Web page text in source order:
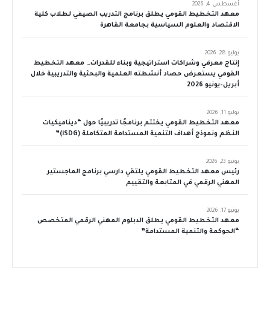
معهد التخطيط القومي يطلق برنامج التدريب الصيفي لطلاب كلية
الاقتصاد والعلوم السياسية بجامعة القاهرة
أغسطس 4, 2026
إنتاج معرفي وشراكات استراتيجية وبناء للقدرات… معهد التخطيط
القومي يستعرض حصاد أنشطته العلمية والبحثية والتدريبية خلال
أبريل–يونيو 2026
يوليو 28, 2026
معهد التخطيط القومي يختتم برنامجًا تدريبيًا حول “ديناميكيات
النظم ونموذج أهداف التنمية المستدامة المتكاملة (iSDG)”
يوليو 11, 2026
رئيس معهد التخطيط القومي يلتقي دارسي برنامج الماجستير
المهني الرقمي في المتابعة والتقييم
يونيو 23, 2026
معهد التخطيط القومي يطلق الدبلوم المهني الرقمي المتخصص
“الحوكمة والتنمية المستدامة”
يونيو 17, 2026